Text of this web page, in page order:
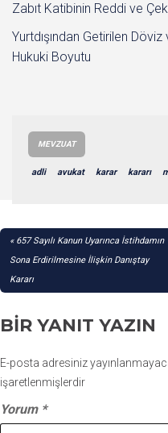
Zabıt Katibinin Reddi ve
Yurtdışından Getirilen Döviz
Hukuki Boyutu
MEVZUAT
adli avukat karar kararı
YAZI
GEZINMESI
657 Sayılı Kanun Uyarınca İstihdamın
Sona Erdirilmesine İlişkin Danıştay
Kararı
BIR YANIT YAZIN
E-posta adresiniz
işaretlenmişlerdir
Yorum *